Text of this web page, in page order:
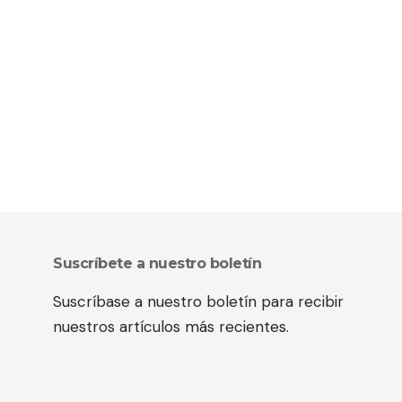
Suscríbete a nuestro boletín
Suscríbase a nuestro boletín para recibir
nuestros artículos más recientes.